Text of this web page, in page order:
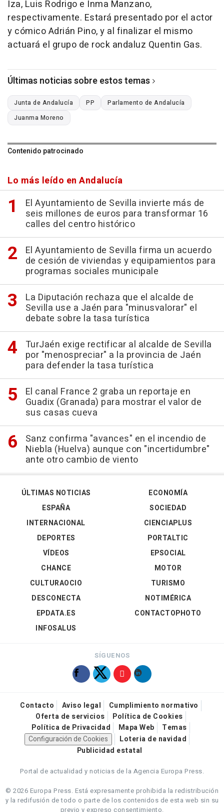
Iza, Luis Rodrigo e Inma Manzano,
respectivamente. Estará presentado por el actor
y cómico Adrián Pino, y al finalizar el mismo
actuará el grupo de rock andaluz Quentin Gas.
Últimas noticias sobre estos temas
Junta de Andalucía PP
Parlamento de Andalucía
Juanma Moreno
Contenido patrocinado
Lo más leído en Andalucía
El Ayuntamiento de Sevilla invierte más de
seis millones de euros para transformar 16
calles del centro histórico
El Ayuntamiento de Sevilla firma un acuerdo
de cesión de viviendas y equipamientos para
programas sociales municipale
La Diputación rechaza que el alcalde de
Sevilla use a Jaén para "minusvalorar" el
debate sobre la tasa turística
TurJaén exige rectificar al alcalde de Sevilla
por "menospreciar" a la provincia de Jaén
para defender la tasa turística
El canal France 2 graba un reportaje en
Guadix (Granada) para mostrar el valor de
sus casas cueva
Sanz confirma "avances" en el incendio de
Niebla (Huelva) aunque con "incertidumbre"
ante otro cambio de viento
ÚLTIMAS NOTICIAS
ESPAÑA
INTERNACIONAL
DEPORTES
VÍDEOS
ECONOMÍA
SOCIEDAD
CIENCIAPLUS
PORTALTIC
EPSOCIAL
CHANCE
CULTURAOCIO
DESCONECTA
EPDATA.ES
INFOSALUS
MOTOR
TURISMO
NOTIMÉRICA
CONTACTOPHOTO
SÍGUENOS
Contacto Aviso legal
Cumplimiento normativo
Oferta de servicios
Política de Cookies
Política de Privacidad
Mapa Web
Temas
Configuración de Cookies
Loteria de navidad
Publicidad estatal
Portal de actualidad y noticias de la Agencia Europa Press.
© 2026 Europa Press. Está expresamente prohibida la redistribución
y la redifusión de todo o parte de los contenidos de esta web sin su
previo y expreso consentimiento.